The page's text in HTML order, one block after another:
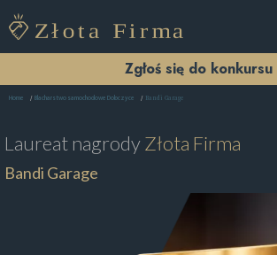
Zgłoś się do konkursu
Home Blacharstwo samochodowe Dobczyce Bandi Garage
Laureat nagrodyZłota Firma
Bandi Garage